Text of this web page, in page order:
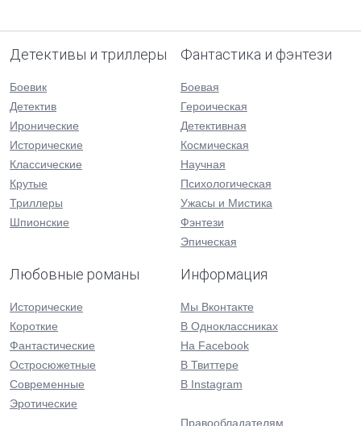
Детективы и триллеры
Боевик
Детектив
Иронические
Исторические
Классические
Крутые
Триллеры
Шпионские
Фантастика и фэнтези
Боевая
Героическая
Детективная
Космическая
Научная
Психологическая
Ужасы и Мистика
Фэнтези
Эпическая
Любовные романы
Исторические
Короткие
Фантастические
Остросюжетные
Современные
Эротические
Информация
Мы Вконтакте
В Одноклассниках
На Facebook
В Твиттере
В Instagram
Правообладателям